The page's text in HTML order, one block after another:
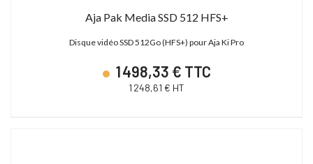
Aja Pak Media SSD 512 HFS+
Disque vidéo SSD 512Go (HFS+) pour Aja Ki Pro
1 498,33 € TTC
1 248,61 € HT